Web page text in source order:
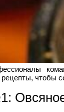
рецепты, чтобы